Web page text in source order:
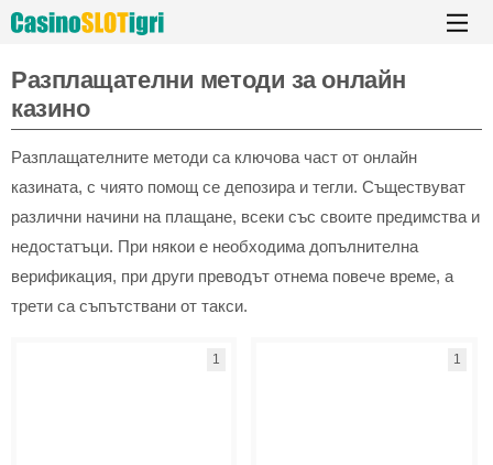
Разплащателни методи за онлайн
казино
Разплащателните методи са ключова част от онлайн
казината, с чиято помощ се депозира и тегли. Съществуват
различни начини на плащане, всеки със своите предимства и
недостатъци. При някои е необходима допълнителна
верификация, при други преводът отнема повече време, а
трети са съпътствани от такси.
1 1